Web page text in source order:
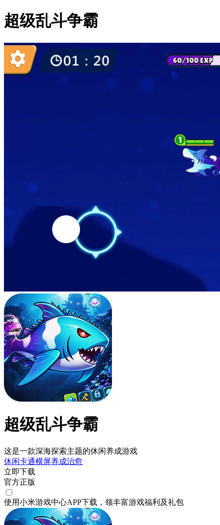
超级乱斗争霸
超级乱斗争霸
这是一款深海探索主题的休闲养成游戏
休闲卡通横屏养成治愈
立即下载
官方正版
使用小米游戏中心APP下载 ，领丰富游戏福利 及礼包